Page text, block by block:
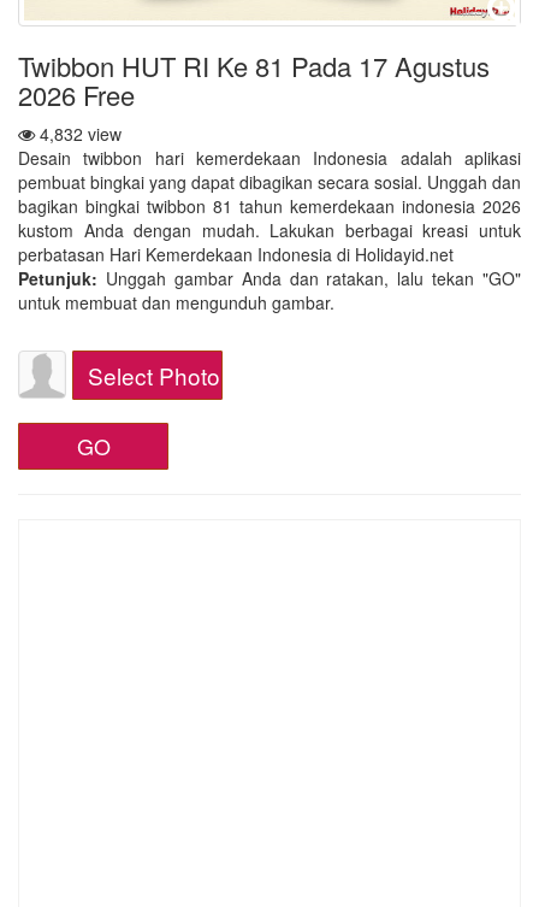
Twibbon HUT RI Ke 81 Pada 17 Agustus
2026 Free
4,832 view
Desain twibbon hari kemerdekaan Indonesia adalah aplikasi
pembuat bingkai yang dapat dibagikan secara sosial. Unggah dan
bagikan bingkai twibbon 81 tahun kemerdekaan indonesia 2026
kustom Anda dengan mudah. Lakukan berbagai kreasi untuk
perbatasan Hari Kemerdekaan Indonesia di Holidayid.net
Petunjuk: Unggah gambar Anda dan ratakan, lalu tekan "GO"
untuk membuat dan mengunduh gambar.
Select Photo